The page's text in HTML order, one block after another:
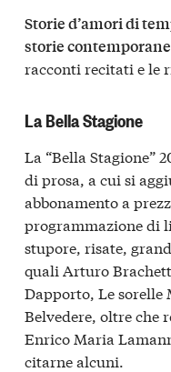
Storie d’amori di
storie
racconti recitati e le
La Bella Stagione
La “Bella Stagione”
di prosa, a cui si
abbonamento a
programmazione di
stupore, risate,
quali Arturo
Dapporto, Le
Belvedere, oltre che
Enrico Maria
citarne alcuni.